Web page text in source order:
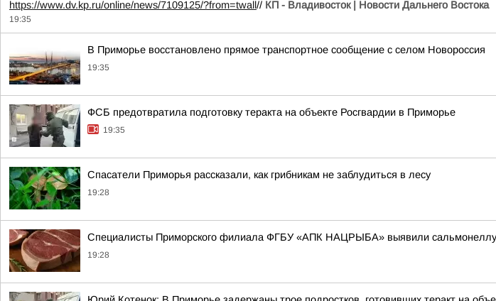
https://www.dv.kp.ru/online/news/7109125/?from=twall// КП - Владивосток | Новости Дальнего Востока
19:35
В Приморье восстановлено прямое транспортное сообщение с селом Новороссия
19:35
ФСБ предотвратила подготовку теракта на объекте Росгвардии в Приморье
19:35
Спасатели Приморья рассказали, как грибникам не заблудиться в лесу
19:28
Специалисты Приморского филиала ФГБУ «АПК НАЦРЫБА» выявили сальмонеллу
19:28